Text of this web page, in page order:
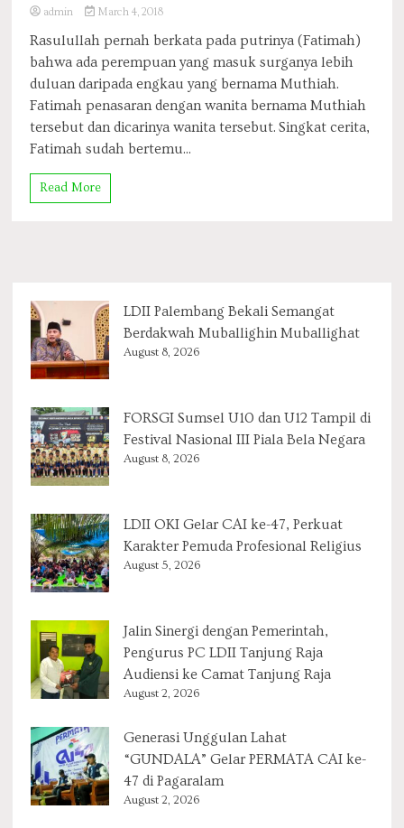
admin March 4, 2018
Rasulullah pernah berkata pada putrinya (Fatimah)
bahwa ada perempuan yang masuk surganya lebih
duluan daripada engkau yang bernama Muthiah.
Fatimah penasaran dengan wanita bernama Muthiah
tersebut dan dicarinya wanita tersebut. Singkat cerita,
Fatimah sudah bertemu...
Read More
LDII Palembang Bekali Semangat
Berdakwah Muballighin Muballighat
August 8, 2026
FORSGI Sumsel U10 dan U12 Tampil di
Festival Nasional III Piala Bela Negara
August 8, 2026
LDII OKI Gelar CAI ke-47, Perkuat
Karakter Pemuda Profesional Religius
August 5, 2026
Jalin Sinergi dengan Pemerintah,
Pengurus PC LDII Tanjung Raja
Audiensi ke Camat Tanjung Raja
August 2, 2026
Generasi Unggulan Lahat
“GUNDALA” Gelar PERMATA CAI ke-
47 di Pagaralam
August 2, 2026